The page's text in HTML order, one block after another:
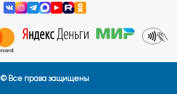
© Все права защищены